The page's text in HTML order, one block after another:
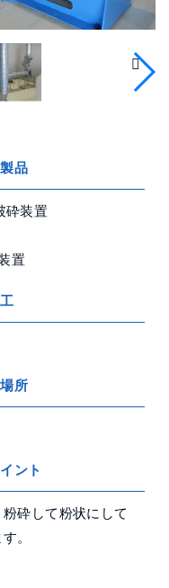
品
砕装置
置
所
ント
砕して粉状にして
。